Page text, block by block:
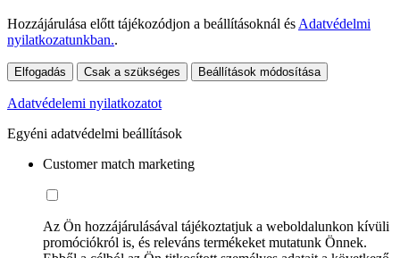
Hozzájárulása előtt tájékozódjon a beállításoknál és Adatvédelmi
nyilatkozatunkban..
Elfogadás Csak a szükséges Beállítások módosítása
Adatvédelemi nyilatkozatot
Egyéni adatvédelmi beállítások
Customer match marketing
Az Ön hozzájárulásával tájékoztatjuk a weboldalunkon kívüli
promóciókról is, és releváns termékeket mutatunk Önnek.